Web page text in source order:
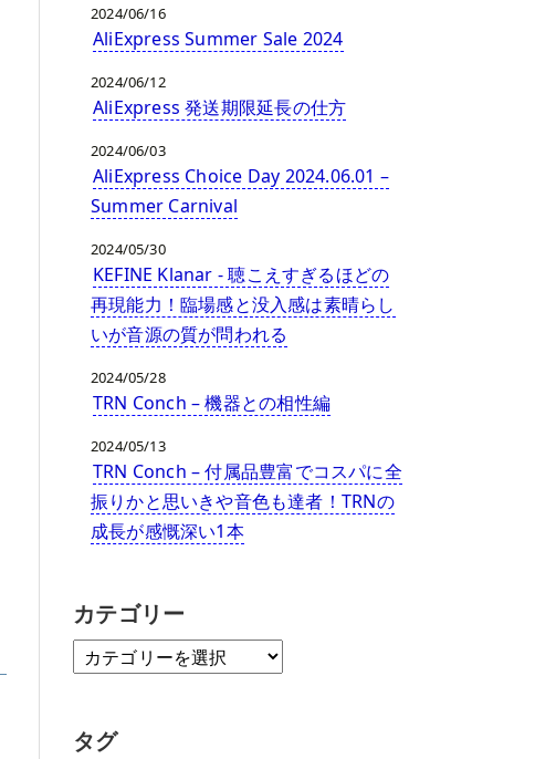
2024/06/16
AliExpress Summer Sale 2024
2024/06/12
AliExpress 発送期限延長の仕方
2024/06/03
AliExpress Choice Day 2024.06.01 –
Summer Carnival
2024/05/30
KEFINE Klanar - 聴こえすぎるほどの
再現能力！臨場感と没入感は素晴らし
いが音源の質が問われる
2024/05/28
TRN Conch – 機器との相性編
2024/05/13
TRN Conch – 付属品豊富でコスパに全
振りかと思いきや音色も達者！TRNの
成長が感慨深い1本
カテゴリー
タグ